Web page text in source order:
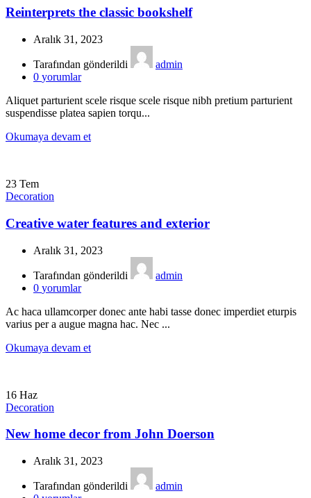
Reinterprets the classic bookshelf
Aralık 31, 2023
Tarafından gönderildi
admin
0 yorumlar
Aliquet parturient scele risque scele risque nibh pretium parturient
suspendisse platea sapien torqu...
Okumaya devam et
23 Tem
Decoration
Creative water features and exterior
Aralık 31, 2023
Tarafından gönderildi
admin
0 yorumlar
Ac haca ullamcorper donec ante habi tasse donec imperdiet eturpis
varius per a augue magna hac. Nec ...
Okumaya devam et
16 Haz
Decoration
New home decor from John Doerson
Aralık 31, 2023
Tarafından gönderildi
admin